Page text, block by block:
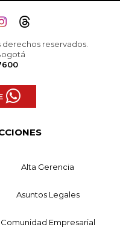
derechos reservados.
Alta Gerencia
Asuntos Legales
Comunidad Empresarial